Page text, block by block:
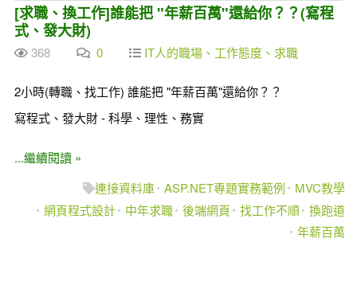
[求職、換工作]誰能把 "年薪百萬"還給你？？(寫程
式、發大財)
368 0 IT人的職場、工作態度、求職
2小時(轉職、找工作) 誰能把 "年薪百萬"還給你？？
寫程式、發大財 - 科學、理性、務實
...繼續閱讀 »
連接資料庫 ASP.NET專題實務範例
MVC教學
網頁程式設計
中年求職 後端網頁 找工作不順 換跑道
年薪百萬